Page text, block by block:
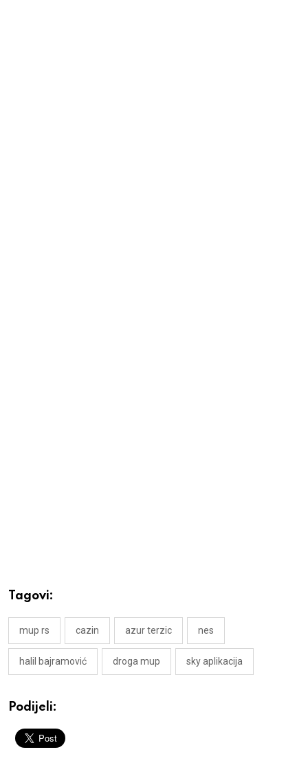
Tagovi:
mup rs cazin azur terzic nes
halil bajramović droga mup sky aplikacija
Podijeli: